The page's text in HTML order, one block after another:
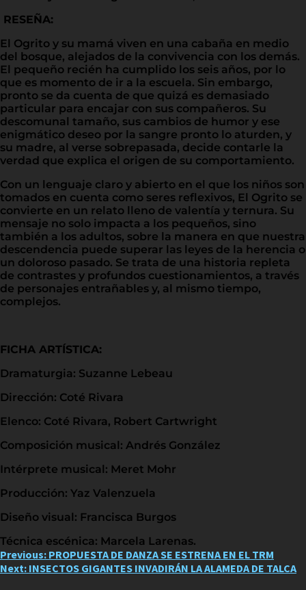
RESEÑA:
El Ogrito y su mamá viven en una cabaña en medio
del bosque, alejados de la convivencia con los demás.
El pequeño recién ha cumplido los seis años, por lo
que es momento de ir a la escuela. Sin embargo,
pronto se da cuenta de que quizá es demasiado
particular para encajar con sus compañeros. Su
descomunal tamaño, sus cambios de humor y ese
enigmático deseo por la sangre pronto lo aturden, y
su madre, al verse sobrepasada, decide contarle la
verdad que explica el origen de su comportamiento.
Con un lenguaje claro y abierto en el que los niños son
tomados en cuenta como seres reflexivos, El Ogrito se
convierte en un relato lleno de valentía y ternura. Su
mensaje no solo impacta a los pequeños, sino
también a los adultos, sobre la manera en que nuestra
descendencia puede superar las leyes de la herencia o
un doloroso pasado. Se trata de una historia repleta
de contrastes y profundos cuestionamientos, a través
de personajes entrañables y, al mismo tiempo,
complejos.
FICHA ARTÍSTICA:
Dramaturgia: Suzanne Lebeau
Dirección: Coté Rivara
Elenco: Coté Rivara, Robert Cartwright
Composición musical: Andrés González
Intérprete musical: Meret Mohr
Producción: Yaz Valenzuela
Diseño visual: Francisca Burgos
Técnica escénica: Marcela Larenas.
Post
navigation
Previous: PROPUESTA DE DANZA SE ESTRENA EN EL TRM
Next: INSECTOS GIGANTES INVADIRÁN LA ALAMEDA DE TALCA